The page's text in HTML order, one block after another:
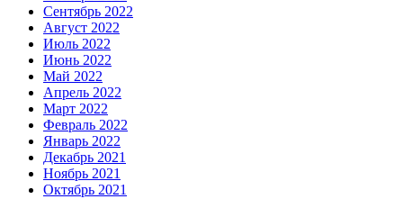
Сентябрь 2022
Август 2022
Июль 2022
Июнь 2022
Май 2022
Апрель 2022
Март 2022
Февраль 2022
Январь 2022
Декабрь 2021
Ноябрь 2021
Октябрь 2021